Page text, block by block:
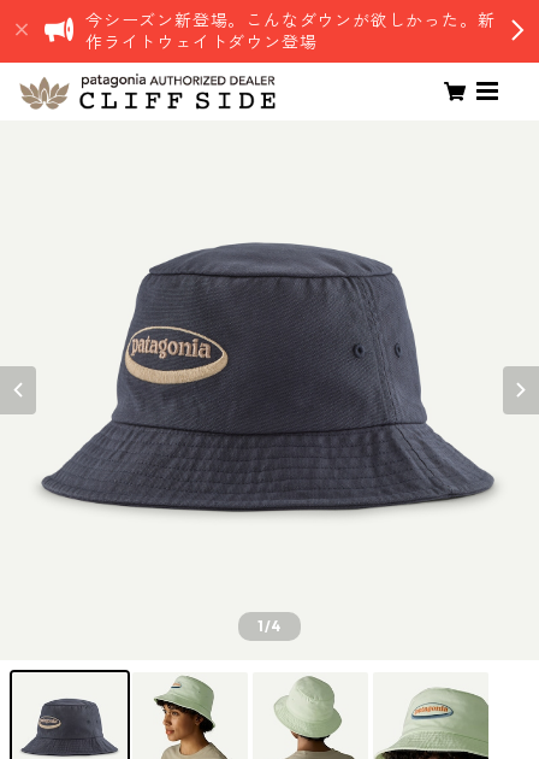
今シーズン新登場。こんなダウンが欲しかった。新
作ライトウェイトダウン登場
1/4